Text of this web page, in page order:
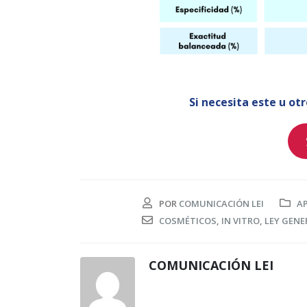
Si necesita este u
POR COMUNICACIÓN LEI
COSMÉTICOS, IN VITRO, LEY
COMUNICACIÓN LEI